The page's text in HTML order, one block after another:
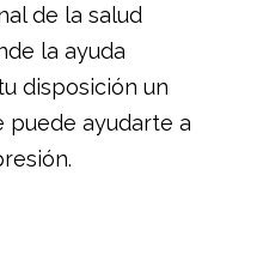
de la salud
la ayuda
disposición un
puede ayudarte a